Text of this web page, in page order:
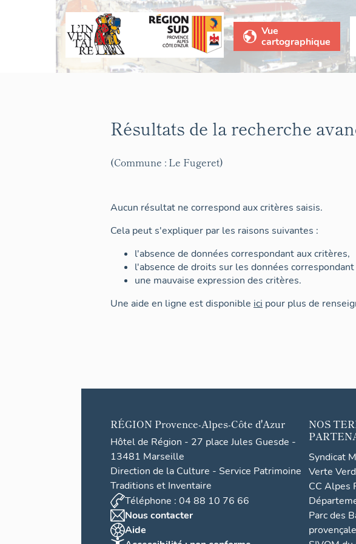
Vue
cartographique
Résultats de la recherche
(Commune : Le Fugeret)
Aucun résultat ne correspond aux critères saisis.
Cela peut s'expliquer par les raisons suivantes :
l'absence de données correspondant aux critères,
l'absence de droits sur les données
une mauvaise expression des critères.
Une aide en ligne est disponible ici pour plus de
RÉGION Provence-Alpes-Côte d'Azur
Hôtel de Région - 27 place Jules Guesde -
13481 Marseille
Direction de la Culture - Service Patrimoine
Traditions et Inventaire
Téléphone : 04 88 10 76 66
Nous contacter
Aide
NOS
Syndicat
Verte
CC Alpes
Parc des